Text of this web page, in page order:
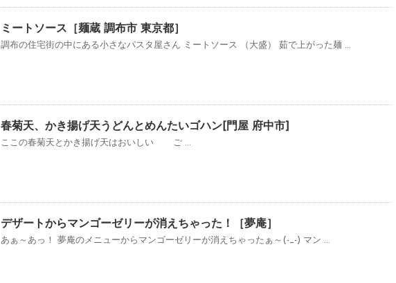
ミートソース［麺蔵 調布市 東京都］
調布の住宅街の中にある小さなパスタ屋さん ミートソース （大盛） 茹で上がった麺 ...
春菊天、かき揚げ天うどんとめんたいゴハン[門屋 府中市]
ここの春菊天とかき揚げ天はおいしい ご ...
デザートからマンゴーゼリーが消えちゃった！［夢庵］
あぁ～あっ！ 夢庵のメニューからマンゴーゼリーが消えちゃったぁ～(-_-) マン ...